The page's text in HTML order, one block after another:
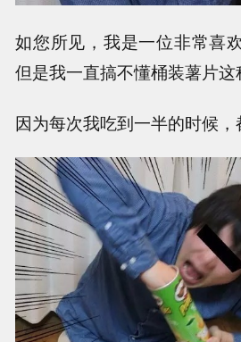
如您所见，我是一位非常喜
但是我一直搞不懂桶装薯片这
因为每次我吃到一半的时候